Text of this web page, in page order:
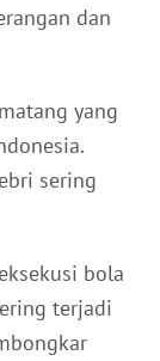
dan
yang
sering
bola
terjadi